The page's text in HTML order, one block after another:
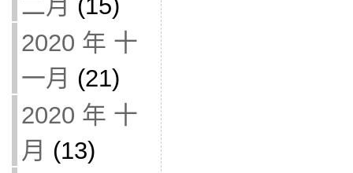
二月 (15)
2020 年 十
一月 (21)
2020 年 十
月 (13)